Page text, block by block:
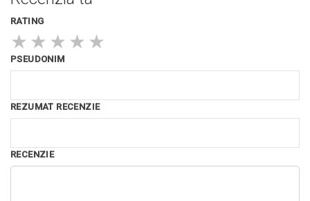
RATING
★ ★ ★ ★ ★
PSEUDONIM
REZUMAT RECENZIE
RECENZIE